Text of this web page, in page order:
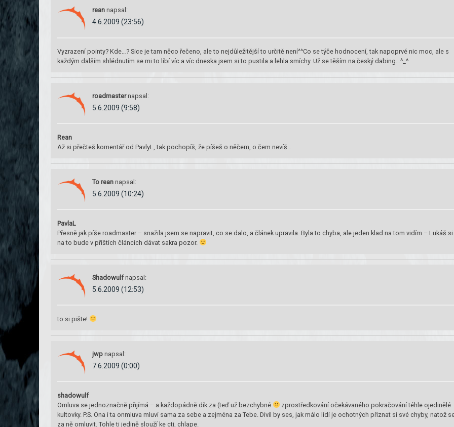
rean napsal:
4.6.2009 (23:56)
Vyzrazení pointy? Kde…? Sice je tam něco řečeno, ale to nejdůležitější to určitě není^^Co se týče hodnocení, tak napoprvé nic moc, ale s
každým dalším shlédnutím se mi to líbí víc a víc dneska jsem si to pustila a lehla smíchy. Už se těším na český dabing…^_^
roadmaster napsal:
5.6.2009 (9:58)
Rean
Až si přečteš komentář od PavlyL, tak pochopíš, že píšeš o něčem, o čem nevíš…
To rean napsal:
5.6.2009 (10:24)
PavlaL
Přesně jak píše roadmaster – snažila jsem se napravit, co se dalo, a článek upravila. Byla to chyba, ale jeden klad na tom vidím – Lukáš si
na to bude v příštích článcích dávat sakra pozor.
Shadowulf napsal:
5.6.2009 (12:53)
to si pište!
jwp napsal:
7.6.2009 (0:00)
shadowulf
Omluva se jednoznačně přijímá – a každopádně dík za (teď už bezchybné
zprostředkování očekávaného pokračování téhle ojedinělé
kultovky. P.S. Ona i ta onmluva mluví sama za sebe a zejména za Tebe. Divil by ses, jak málo lidí je ochotných přiznat si své chyby, natož
za ně omluvit. Tohle ti jedině slouží ke cti, chlape.